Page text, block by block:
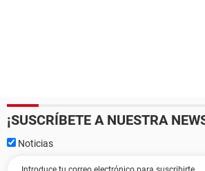
¡SUSCRÍBETE A NUESTRA
Noticias